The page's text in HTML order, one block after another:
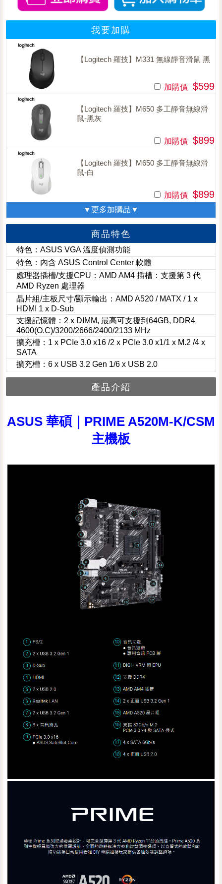
我要加購
【Logitech 羅技】M331 無線靜音滑鼠 黑
加購價 $599
【Logitech 羅技】M650 多工靜音無線滑
鼠-黑灰
加購價 $899
【Logitech 羅技】M650 多工靜音無線滑
鼠-白
加購價 $899
▼更多加購品▼
商品特色
特色：ASUS VGA 溫度偵測功能
特色：內含 ASUS Control Center 軟體
處理器插槽/支援CPU：AMD AM4 插槽：支援第 3 代
AMD Ryzen 處理器
晶片組/主板尺寸/顯示輸出：AMD A520 / MATX / 1 x
HDMI 1 x D-Sub
支援記憶體：2 x DIMM, 最高可支援到64GB, DDR4
4600(O.C)/3200/2666/2400/2133 MHz
擴充槽：1 x PCIe 3.0 x16 /2 x PCIe 3.0 x1/1 x M.2 /4 x
SATA
擴充槽：6 x USB 3.2 Gen 1/6 x USB 2.0
產品介紹
ASUS 華碩｜PRIME A520M-K/CSM
主機板